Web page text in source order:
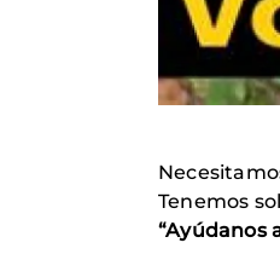
Tenemos
“Ayúdanos